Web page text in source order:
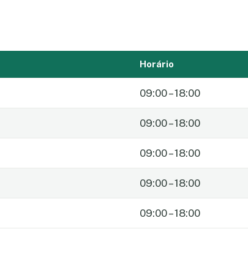
Horário
09:00 – 18:00
09:00 – 18:00
09:00 – 18:00
09:00 – 18:00
09:00 – 18:00